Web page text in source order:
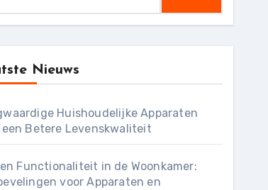
Nieuws
Huishoudelijke Apparaten
een Betere Levenskwaliteit
Functionaliteit in de Woonkamer:
voor Apparaten en